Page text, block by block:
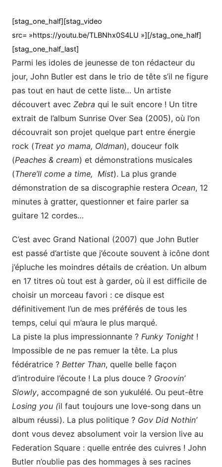
[stag_one_half][stag_video
src= »https://youtu.be/TLBNhx0S4LU »][/stag_one_half]
[stag_one_half_last]
Parmi les idoles de jeunesse de ton rédacteur du
jour, John Butler est dans le trio de tête s’il ne figure
pas tout en haut de cette liste… Un artiste
découvert avec Zebra qui le suit encore ! Un titre
extrait de l’album Sunrise Over Sea (2005), où l’on
découvrait son projet quelque part entre énergie
rock (Treat yo mama, Oldman), douceur folk
(Peaches & cream) et démonstrations musicales
(There’ll come a time, Mist). La plus grande
démonstration de sa discographie restera Ocean, 12
minutes à gratter, questionner et faire parler sa
guitare 12 cordes…
C’est avec Grand National (2007) que John Butler
est passé d’artiste que j’écoute souvent à icône dont
j’épluche les moindres détails de création. Un album
en 17 titres où tout est à garder, où il est difficile de
choisir un morceau favori : ce disque est
définitivement l’un de mes préférés de tous les
temps, celui qui m’aura le plus marqué.
La piste la plus impressionnante ? Funky Tonight!
Impossible de ne pas remuer la tête. La plus
fédératrice ? Better Than, quelle belle façon
d’introduire l’écoute ! La plus douce ? Groovin’
Slowly, accompagné de son yukulélé. Ou peut-être
Losing you (il faut toujours une love-song dans un
album réussi). La plus politique ? Gov Did Nothin’
dont vous devez absolument voir la version live au
Federation Square : quelle entrée des cuivres ! John
Butler n’oublie pas des hommages à ses racines